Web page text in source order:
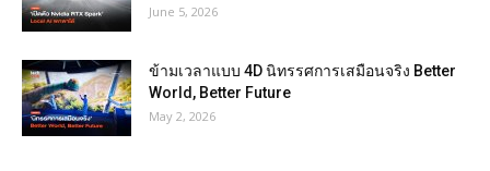
June 5, 2026
ข้ามเวลาแบบ 4D นิทรรศการเสมือนจริง Better
World, Better Future
May 2, 2026